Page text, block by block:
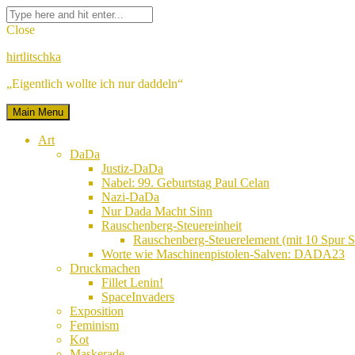
Skip
to
Facebook
Twitter
Google
Plus
Linkedin
Instagram
YouTube
Pinterest
Tumblr
Flickr
VK
Search
for:
Close
hirtlitschka
„Eigentlich wollte ich nur daddeln“
Main Menu
Art
DaDa
Justiz-DaDa
Nabel: 99. Geburtstag Paul Celan
Nazi-DaDa
Nur Dada Macht Sinn
Rauschenberg-Steuereinheit
Rauschenberg-Steuerelement (mit 10 Spur
Worte wie Maschinenpistolen-Salven: DADA23
Druckmachen
Fillet Lenin!
SpaceInvaders
Exposition
Feminism
Kot